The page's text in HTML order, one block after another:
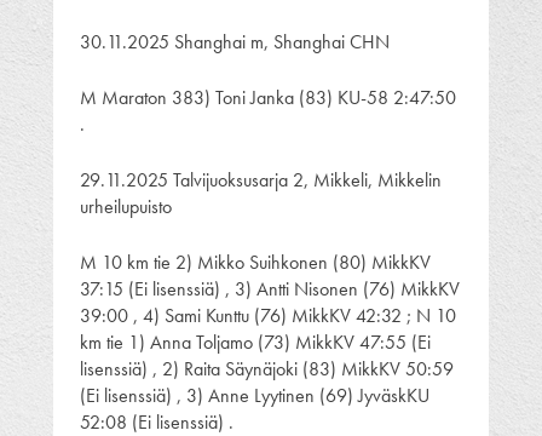
30.11.2025 Shanghai m, Shanghai CHN
M Maraton 383) Toni Janka (83) KU-58 2:47:50
.
29.11.2025 Talvijuoksusarja 2, Mikkeli, Mikkelin
urheilupuisto
M 10 km tie 2) Mikko Suihkonen (80) MikkKV
37:15 (Ei lisenssiä) , 3) Antti Nisonen (76) MikkKV
39:00 , 4) Sami Kunttu (76) MikkKV 42:32 ; N 10
km tie 1) Anna Toljamo (73) MikkKV 47:55 (Ei
lisenssiä) , 2) Raita Säynäjoki (83) MikkKV 50:59
(Ei lisenssiä) , 3) Anne Lyytinen (69) JyväskKU
52:08 (Ei lisenssiä) .